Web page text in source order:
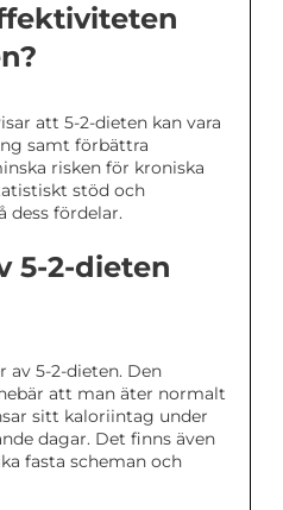
att 5-2-dieten kan vara
samt förbättra
risken för kroniska
stöd och
dess fördelar.
5-2-dieten
av 5-2-dieten. Den
att man äter normalt
sitt kaloriintag under
dagar. Det finns även
fasta scheman och